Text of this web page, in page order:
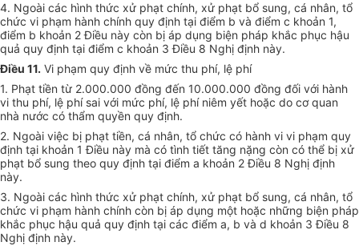
4. Ngoài các hình thức xử phạt chính, xử phạt bổ sung, cá nhân, tổ
chức vi phạm hành chính quy định tại điểm b và điểm c khoản 1,
điểm b khoản 2 Điều này còn bị áp dụng biện pháp khắc phục hậu
quả quy định tại điểm c khoản 3 Điều 8 Nghị định này.
Điều 11. Vi phạm quy định về mức thu phí, lệ phí
1. Phạt tiền từ 2.000.000 đồng đến 10.000.000 đồng đối với hành
vi thu phí, lệ phí sai với mức phí, lệ phí niêm yết hoặc do cơ quan
nhà nước có thẩm quyền quy định.
2. Ngoài việc bị phạt tiền, cá nhân, tổ chức có hành vi vi phạm quy
định tại khoản 1 Điều này mà có tình tiết tăng nặng còn có thể bị xử
phạt bổ sung theo quy định tại điểm a khoản 2 Điều 8 Nghị định
này.
3. Ngoài các hình thức xử phạt chính, xử phạt bổ sung, cá nhân, tổ
chức vi phạm hành chính còn bị áp dụng một hoặc những biện pháp
khắc phục hậu quả quy định tại các điểm a, b và d khoản 3 Điều 8
Nghị định này.